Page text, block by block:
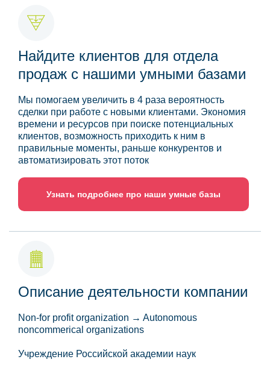
Найдите клиентов для отдела
продаж с нашими умными базами
Мы помогаем увеличить в 4 раза вероятность
сделки при работе с новыми клиентами. Экономия
времени и ресурсов при поиске потенциальных
клиентов, возможность приходить к ним в
правильные моменты, раньше конкурентов и
автоматизировать этот поток
Узнать подробнее про наши умные базы
Описание деятельности компании
Non-for profit organization → Autonomous
noncommerical organizations
Учреждение Российской академии наук